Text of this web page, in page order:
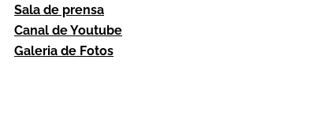
Sala de prensa
Canal de Youtube
Galeria de Fotos